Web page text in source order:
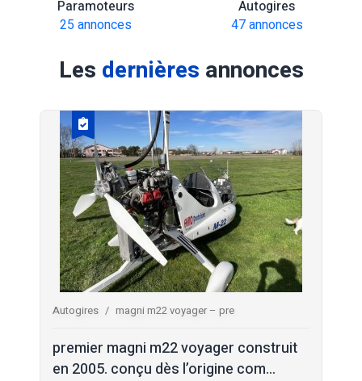
Paramoteurs
25 annonces
Autogires
47 annonces
Les dernières annonces
Autogires magni m22 voyager – pre
premier magni m22 voyager construit
en 2005. conçu dès l’origine com...